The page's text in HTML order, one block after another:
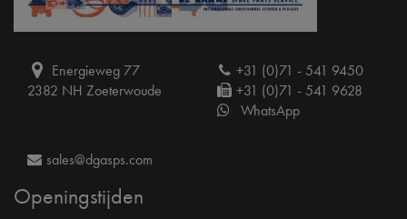
Energieweg 77
2382 NH Zoeterwoude
+31 (0)71 - 541 9450
+31 (0)71 - 541 9628
WhatsApp
sales@dgasps.com
Openingstijden